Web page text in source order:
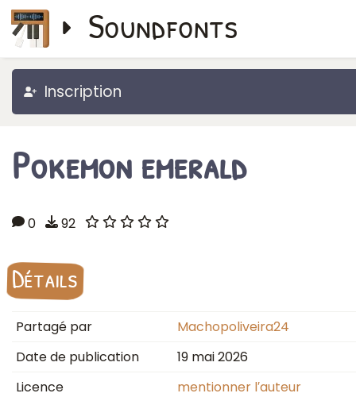
Soundfonts
Inscription
Pokemon emerald
0 92
Détails
Partagé par
Machopoliveira24
Date de publication
19 mai 2026
Licence
mentionner l′auteur